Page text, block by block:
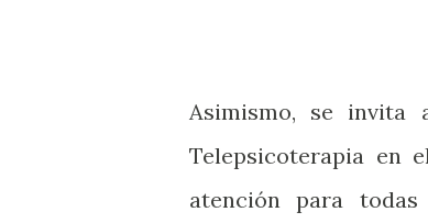
Asimismo, se invita
Telepsicoterapia en
atención para